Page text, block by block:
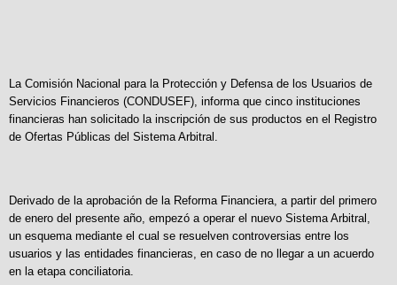
La Comisión Nacional para la Protección y Defensa de los Usuarios de
Servicios Financieros (CONDUSEF), informa que cinco instituciones
financieras han solicitado la inscripción de sus productos en el Registro
de Ofertas Públicas del Sistema Arbitral.
Derivado de la aprobación de la Reforma Financiera, a partir del primero
de enero del presente año, empezó a operar el nuevo Sistema Arbitral,
un esquema mediante el cual se resuelven controversias entre los
usuarios y las entidades financieras, en caso de no llegar a un acuerdo
en la etapa conciliatoria.